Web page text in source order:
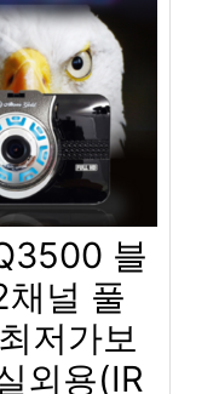
블
널 풀
저가보
외용(IR